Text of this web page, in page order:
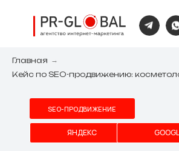
Главная →
Кейс по SEO-продвижению:
SEO-ПРОДВИЖЕНИЕ
ЯНДЕКС